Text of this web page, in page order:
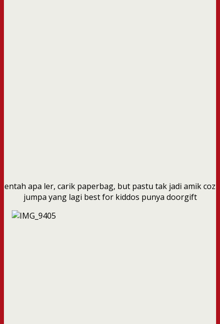
entah apa ler, carik paperbag, but pastu tak jadi amik coz
jumpa yang lagi best for kiddos punya doorgift